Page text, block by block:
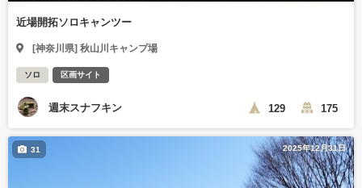
近場開拓ソロキャンツー
[神奈川県] 秋山川キャンプ場
ソロ 区画サイト
週末スナフキン 129 175
2025年12月31日
31